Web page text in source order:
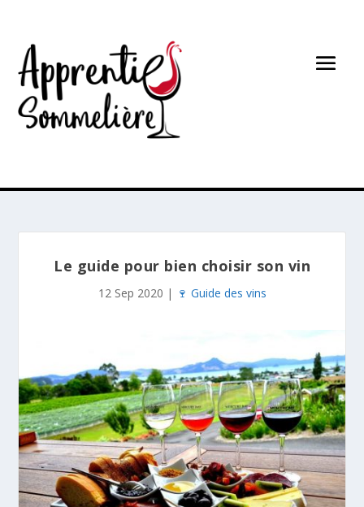
Le guide pour bien choisir son vin
12 Sep 2020 | 🍷 Guide des vins